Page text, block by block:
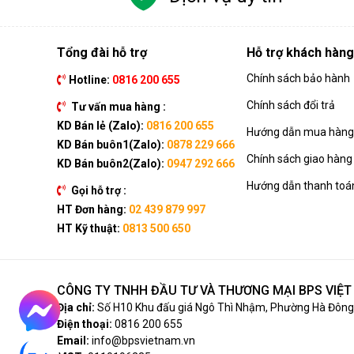
Tổng đài hỗ trợ
Hotline: 0816 200 655
Tư vấn mua hàng :
KD Bán lẻ (Zalo): 0816 200 655
KD Bán buôn1(Zalo): 0878 229 666
KD Bán buôn2(Zalo): 0947 292 666
Gọi hỗ trợ :
HT Đơn hàng: 02 439 879 997
HT Kỹ thuật: 0813 500 650
Hỗ trợ khách hàng
Chính sách bảo hành
Chính sách đổi trả
Hướng dẫn mua
Chính sách giao hàng
Hướng dẫn thanh
CÔNG TY TNHH ĐẦU TƯ VÀ THƯƠNG MẠI BPS
Địa chỉ: Số H10 Khu đấu giá Ngô Thì Nhậm, Phường Hà
Điện thoại: 0816 200 655
Email: info@bpsvietnam.vn